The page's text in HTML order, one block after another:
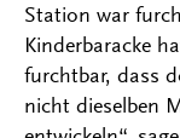
Station war
Kinderbaracke
furchtbar, dass
nicht dieselben